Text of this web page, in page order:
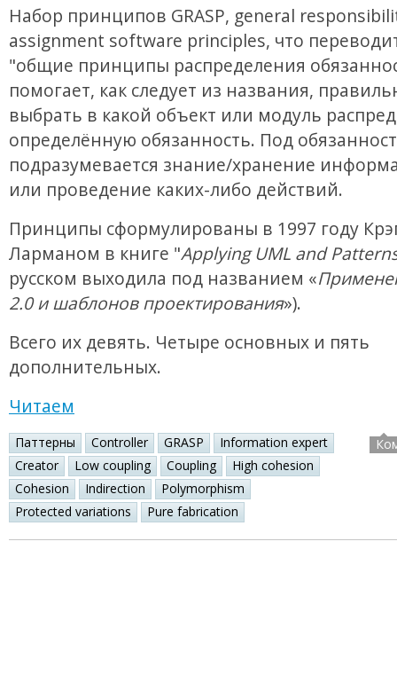
Набор принципов GRASP, general
assignment software principles, что
"общие принципы распределения
помогает, как следует из названия,
выбрать в какой объект или модуль
определённую обязанность. Под
подразумевается знание/хранение
или проведение каких-либо действий.
Принципы сформулированы в 1997 году
Ларманом в книге "Applying UML and
русском выходила под названием «
2.0 и шаблонов проектирования»).
Всего их девять. Четыре основных и пять
дополнительных.
Читаем
Паттерны Controller GRASP
Information expert
Creator
Low coupling Coupling
High cohesion
Cohesion
Indirection
Polymorphism
Protected variations
Pure fabrication